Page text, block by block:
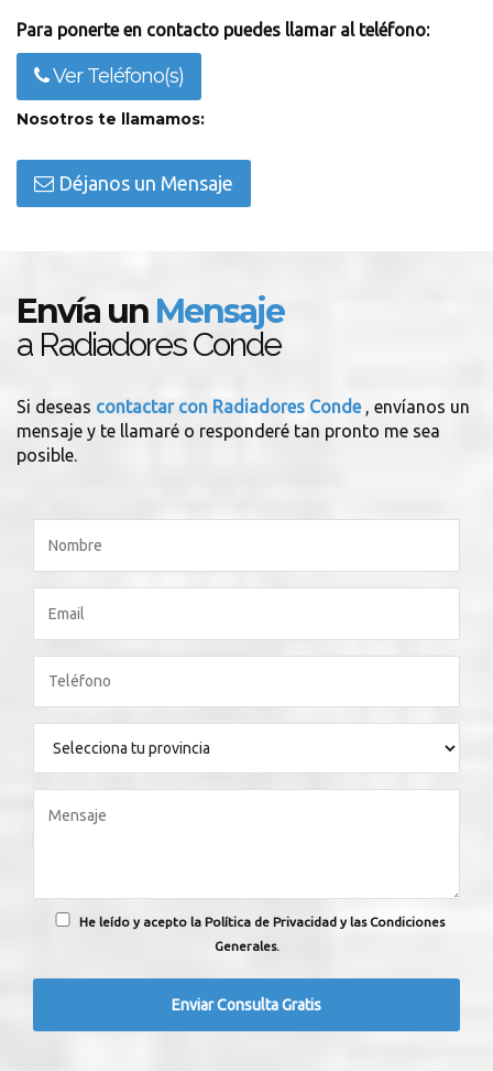
Para ponerte en contacto puedes llamar al teléfono:
Ver Teléfono(s)
Nosotros te llamamos:
Déjanos un Mensaje
Envía un Mensaje
a Radiadores Conde
Si deseas contactar con Radiadores Conde , envíanos un
mensaje y te llamaré o responderé tan pronto me sea
posible.
He leído y acepto la Política de Privacidad y las Condiciones
Generales.